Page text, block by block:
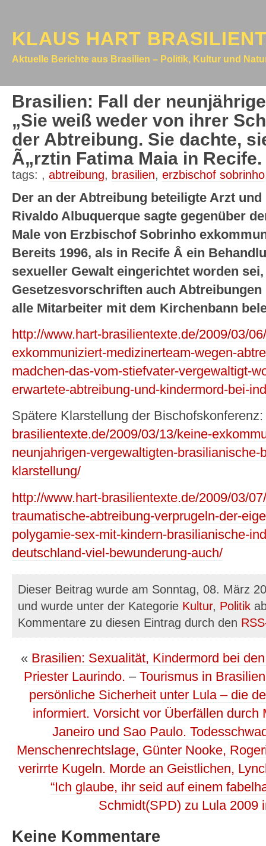
KLAUS HART
Aktuelle Berichte aus Brasilien – Politik, Kultur und
Brasilien: Fall der
„Sie weiß weder von ihrer
der Abtreibung. Sie dachte,
Ã„rztin Fatima Maia in Recife.
tags: , abtreibung, brasilien, erzbischof sobrinho
Der an der Abtreibung beteiligte Arzt
Rivaldo Albuquerque sagte gegenüber
Male von Erzbischof Sobrinho
Bereits 1996, als in Recife Â ein
sexueller Gewalt eingerichtet worden
Gesetzesvorschriften auch
alle Mitarbeiter mit dem Kirchenbann
http://www.hart-brasilientexte.de/2009/03/
exkommuniziert-medizinerteam-wegen-
madchen-das-vom-stiefvater-vergewaltigt-
erwartete-abtreibung-und-kindermord-bei-
Spätere Klarstellung der Bischofskonferenz:
brasilientexte.de/2009/03/13/keine-
neunjahrigen-vergewaltigten-brasilianische-
klarstellung/
http://www.hart-brasilientexte.de/2009/03/
traumatische-abtreibung-verprugeln-der-
polygamie-sex-mit-kindern-brasilianische-
deutschland-viel-bewunderung-auch/
Dieser Beitrag wurde am Sonntag, 08. März
und wurde unter der Kategorie Kultur, Politik
Kommentare zu diesen Eintrag durch den
« Brasilien: Sexualität, Kindermord bei
Priester Laurindo. – Tourismus in
persönliche Sicherheit unter Lula – die
informiert. Vorsicht vor Überfällen durch
Janeiro und Sao Paulo.
Menschenrechtslage, Günter Nooke,
verirrte Kugeln. Morde an Geistlichen,
“Ich glaube, ihr seid auf einem
Schmidt(SPD) zu Lula
Keine Kommentare